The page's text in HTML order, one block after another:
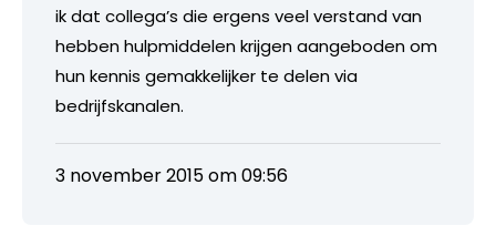
ik dat collega’s die ergens veel verstand van
hebben hulpmiddelen krijgen aangeboden om
hun kennis gemakkelijker te delen via
bedrijfskanalen.
3 november 2015 om 09:56